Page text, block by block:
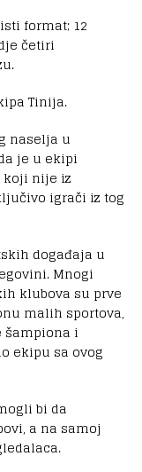
format; 12
četiri
Tinija.
naselja u
je u ekipi
koji nije iz
igrači iz tog
događaja u
Mnogi
klubova su prve
malih sportova,
šampiona i
ekipu sa ovog
bi da
a na samoj